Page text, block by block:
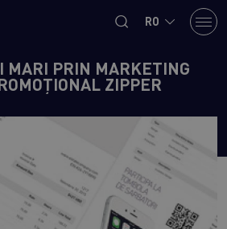
RO
MARI PRIN MARKETING
ZIPPER